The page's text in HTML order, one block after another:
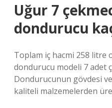
Uğur 7
dondurucu
Toplam iç hacmi 258 litre
dondurucu modeli 7 adet
Dondurucunun gövdesi
kaliteli malzemelerden